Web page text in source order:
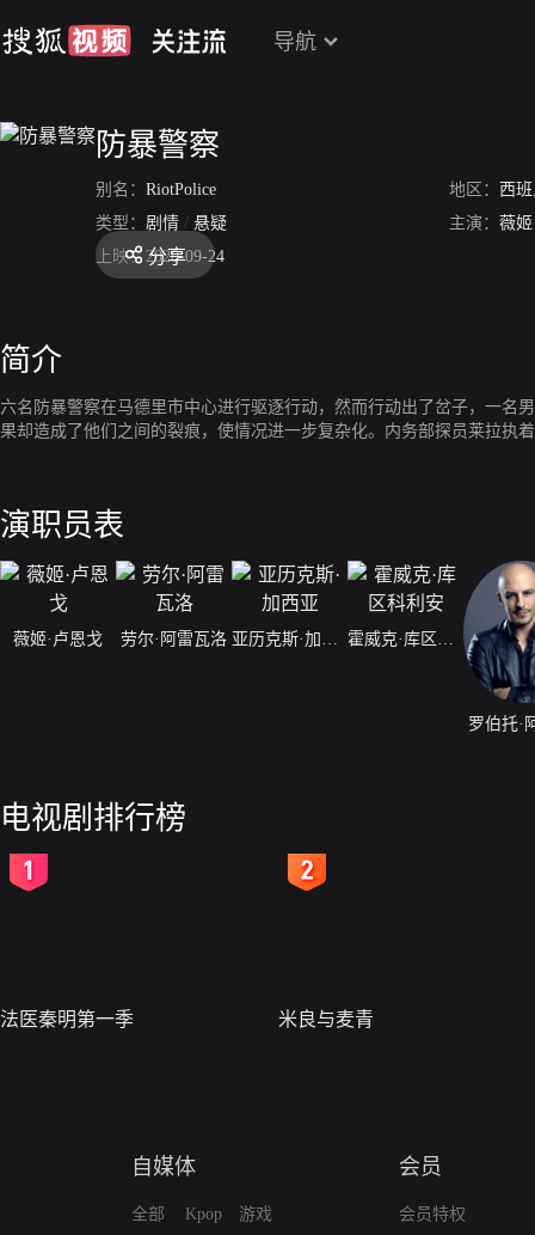
导航
防暴警察
别名： RiotPolice 地区： 西
类型： 剧情 / 悬疑 主演： 薇姬
上映： 2020-09-24
分享
简介
六名防暴警察在马德里市中心进行驱逐行动，然而行动出了岔子，一名
果却造成了他们之间的裂痕，使情况进一步复杂化。内务部探员莱拉执
演职员表
薇姬·卢恩戈 劳尔·阿雷瓦洛 亚历克斯·加西亚 霍威克·库区科利安
罗伯托·
电视剧排行榜
法医秦明第一季 米良与麦青
自媒体
全部
Kpop
游戏
会员
会员特权